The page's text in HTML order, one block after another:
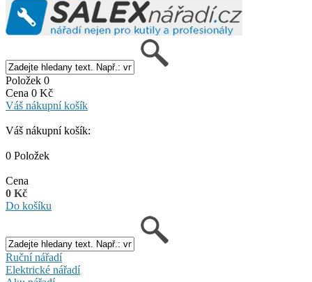
Položek 0
Cena 0 Kč
Váš nákupní košík
Váš nákupní košík:
0 Položek
Cena
0 Kč
Do košíku
Ruční nářadí
Elektrické nářadí